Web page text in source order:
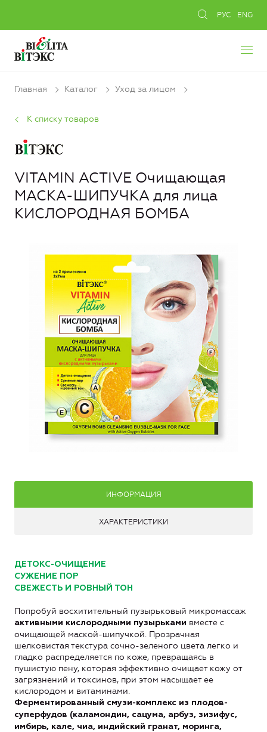
РУС ENG
Главная Каталог Уход за лицом
К списку товаров
VITAMIN ACTIVE Очищающая
МАСКА-ШИПУЧКА для лица
КИСЛОРОДНАЯ БОМБА
ИНФОРМАЦИЯ
ХАРАКТЕРИСТИКИ
ДЕТОКС-ОЧИЩЕНИЕ
СУЖЕНИЕ ПОР
СВЕЖЕСТЬ И РОВНЫЙ ТОН
Попробуй восхитительный пузырьковый микромассаж
активными кислородными пузырьками вместе с
очищающей маской-шипучкой. Прозрачная
шелковистая текстура сочно-зеленого цвета легко и
гладко распределяется по коже, превращаясь в
пушистую пену, которая эффективно очищает кожу от
загрязнений и токсинов, при этом насыщает ее
кислородом и витаминами.
Ферментированный смузи-комплекс из плодов-
суперфудов (каламондин, сацума, арбуз, зизифус,
имбирь, кале, чиа, индийский гранат, моринга,